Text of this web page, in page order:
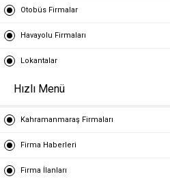
Otobüs Firmalar
Havayolu Firmaları
Lokantalar
Hızlı Menü
Kahramanmaraş Firmaları
Firma Haberleri
Firma İlanları